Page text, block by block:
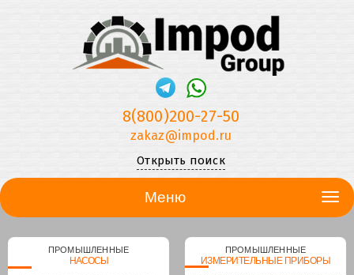
8(800)200-27-50
zakaz@impod.ru
Открыть поиск
Меню
ПРОМЫШЛЕННЫЕ
НАСОСЫ
ПРОМЫШЛЕННЫЕ
ИЗМЕРИТЕЛЬНЫЕ ПРИБОРЫ